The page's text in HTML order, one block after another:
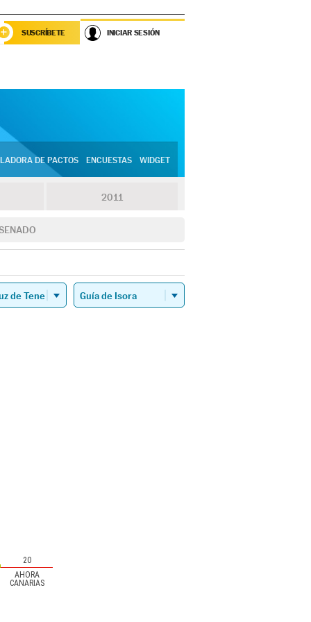
SUSCRÍBETE INICIAR SESIÓN
DE PACTOS ENCUESTAS WIDGET
2011
AHORA
CANARIAS
20